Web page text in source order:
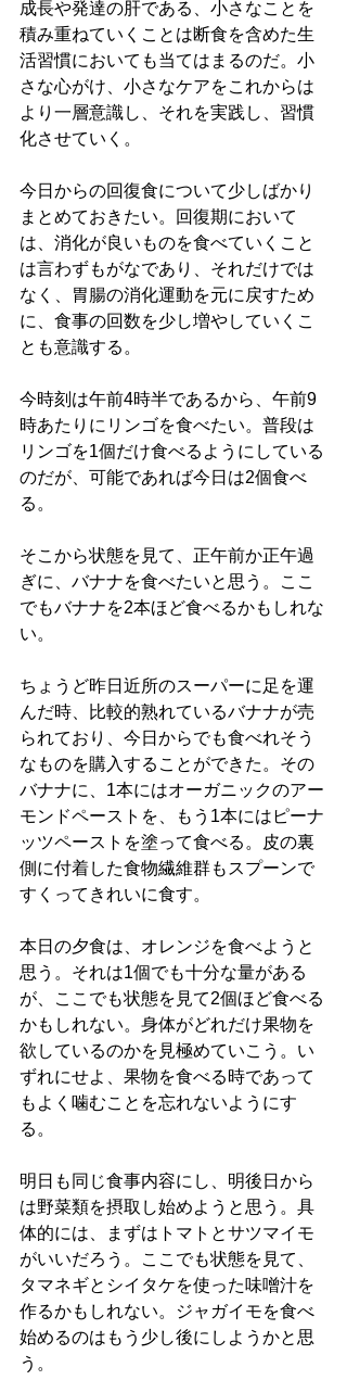
成長や発達の肝である、小さなことを
積み重ねていくことは断食を含めた生
活習慣においても当てはまるのだ。小
さな心がけ、小さなケアをこれからは
より一層意識し、それを実践し、習慣
化させていく。
今日からの回復食について少しばかり
まとめておきたい。回復期において
は、消化が良いものを食べていくこと
は言わずもがなであり、それだけでは
なく、胃腸の消化運動を元に戻すため
に、食事の回数を少し増やしていくこ
とも意識する。
今時刻は午前4時半であるから、午前9
時あたりにリンゴを食べたい。普段は
リンゴを1個だけ食べるようにしている
のだが、可能であれば今日は2個食べ
る。
そこから状態を見て、正午前か正午過
ぎに、バナナを食べたいと思う。ここ
でもバナナを2本ほど食べるかもしれな
い。
ちょうど昨日近所のスーパーに足を運
んだ時、比較的熟れているバナナが売
られており、今日からでも食べれそう
なものを購入することができた。その
バナナに、1本にはオーガニックのアー
モンドペーストを、もう1本にはピーナ
ッツペーストを塗って食べる。皮の裏
側に付着した食物繊維群もスプーンで
すくってきれいに食す。
本日の夕食は、オレンジを食べようと
思う。それは1個でも十分な量がある
が、ここでも状態を見て2個ほど食べる
かもしれない。身体がどれだけ果物を
欲しているのかを見極めていこう。い
ずれにせよ、果物を食べる時であって
もよく噛むことを忘れないようにす
る。
明日も同じ食事内容にし、明後日から
は野菜類を摂取し始めようと思う。具
体的には、まずはトマトとサツマイモ
がいいだろう。ここでも状態を見て、
タマネギとシイタケを使った味噌汁を
作るかもしれない。ジャガイモを食べ
始めるのはもう少し後にしようかと思
う。